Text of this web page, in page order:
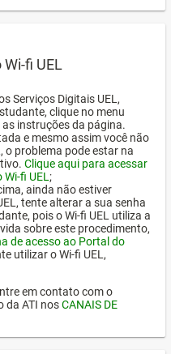
fi UEL
Serviços Digitais UEL,
clique no menu
as instruções da página.
e mesmo assim você não
o problema pode estar na
Clique aqui para acessar
fi UEL ;
ainda não estiver
tente alterar a sua senha
pois o Wi-fi UEL utiliza a
sobre este procedimento,
de acesso ao Portal do
utilizar o Wi-fi UEL,
em contato com o
da ATI nosCANAIS DE